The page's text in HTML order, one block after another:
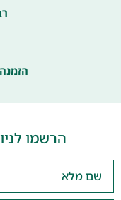
הרשמו